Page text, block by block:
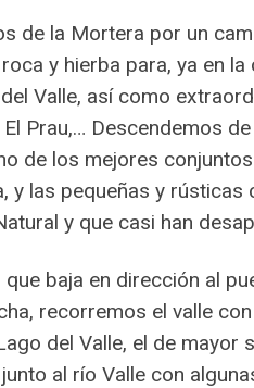
de la Mortera por un
y hierba para, ya en
Valle, así como
Prau,… Descendemos
de los mejores
las pequeñas y
y que casi han
baja en dirección al
recorremos el valle
del Valle, el de
al río Valle con